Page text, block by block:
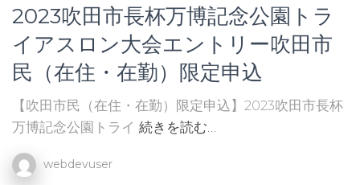
2023吹田市長杯万博記念公園トラ
イアスロン大会エントリー吹田市
民（在住・在勤）限定申込
【吹田市民（在住・在勤）限定申込】2023吹田市長杯
万博記念公園トライ 続きを読む…
webdevuser